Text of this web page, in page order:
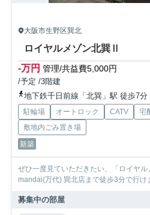
大阪市生野区巽北
ロイヤルメゾン北巽Ⅱ
-万円 管理/共益費5,000円
/予定 /3階建
地下鉄千日前線「北巽」駅 徒歩7分
駐輪場 オートロック CATV 宅
敷地内ごみ置き場
新築
ぜひ一度見ていただきたい、「ロイヤ
mandai(万代) 巽北店まで徒歩3分で行け
募集中の部屋